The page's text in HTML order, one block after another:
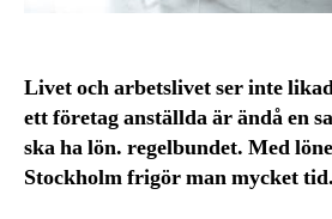
Livet och arbetslivet ser inte
ett företag anställda är ändå en
ska ha lön. regelbundet. Med
Stockholm frigör man mycket tid.